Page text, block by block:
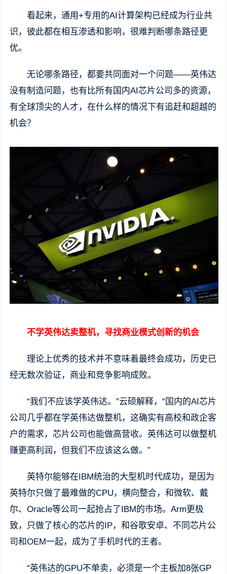
看起来，通用+专用的AI计算架构已经成为行业共
识，彼此都在相互渗透和影响，很难判断哪条路径更
优。
无论哪条路径，都要共同面对一个问题——英伟达
没有制造问题，也有比所有国内AI芯片公司多的资源，
有全球顶尖的人才，在什么样的情况下有追赶和超越的
机会？
不学英伟达卖整机，寻找商业模式创新的机会
理论上优秀的技术并不意味着最终会成功，历史已
经无数次验证，商业和竞争影响成败。
“我们不应该学英伟达。”云硕解释，“国内的AI芯片
公司几乎都在学英伟达做整机，这确实有高校和政企客
户的需求，芯片公司也能做高营收。英伟达可以做整机
赚更高利润，但我们不应该这么做。”
英特尔能够在IBM统治的大型机时代成功，是因为
英特尔只做了最难做的CPU，横向整合，和微软、戴
尔、Oracle等公司一起抢占了IBM的市场。Arm更极
致，只做了核心的芯片的IP，和谷歌安卓、不同芯片公
司和OEM一起，成为了手机时代的王者。
“英伟达的GPU不单卖，必须是一个主板加8张GP